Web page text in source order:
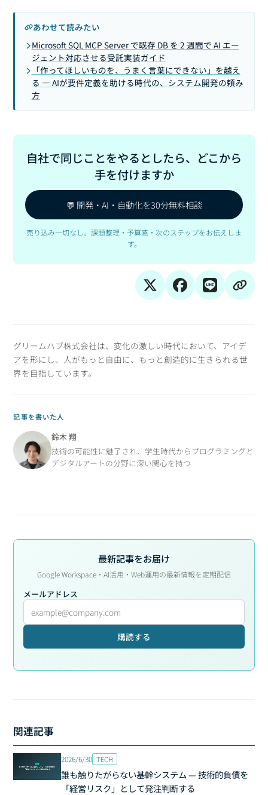
あわせて読みたい
Microsoft SQL MCP Server で既存 DB を 2 週間で AI エー
ジェント対応させる受託実装ガイド
「作ってほしいものを、うまく言葉にできない」を越え
る — AIが要件定義を助ける時代の、システム開発の頼み
方
自社で同じことをやるとしたら、どこから
手を付けますか
💬 開発・AI・自動化を30分無料相談
売り込み一切なし。課題整理・予算感・次のステップをお伝えしま
す。
グリームハブ株式会社は、変化の激しい時代において、アイデ
アを形にし、人がもっと自由に、もっと創造的に生きられる世
界を目指しています。
記事を書いた人
鈴木 翔
技術の可能性に魅了され、学生時代からプログラミングと
デジタルアートの分野に深い関心を持つ
最新記事をお届け
Google Workspace・AI活用・Web運用の最新情報を定期配信
メールアドレス
購読する
関連記事
2026/6/30 TECH
誰も触りたがらない基幹システム — 技術的負債を
「経営リスク」として発注判断する